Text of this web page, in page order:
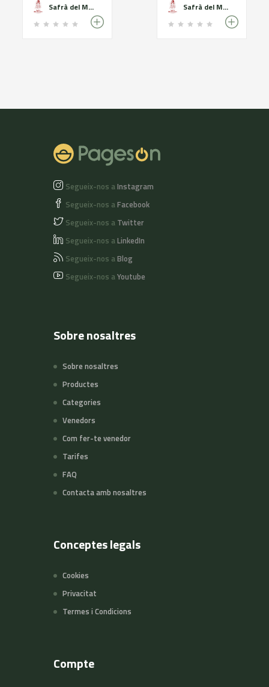
Safrà del Montsec Safrà del Montsec
Segueix-nos aInstagram
Segueix-nos aFacebook
Segueix-nos a Twitter
Segueix-nos aLinkedIn
Segueix-nos aBlog
Segueix-nos aYoutube
Sobre nosaltres
Sobre nosaltres
Productes
Categories
Venedors
Com fer-te venedor
Tarifes
FAQ
Contacta amb nosaltres
Conceptes legals
Cookies
Privacitat
Termes i Condicions
Compte